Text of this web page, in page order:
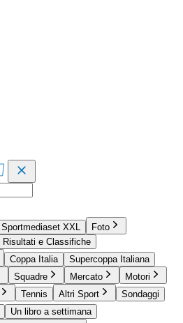
Sportmediaset XXL
Foto
Risultati e Classifiche
Coppa Italia
Supercoppa Italiana
Squadre Mercato
Motori
Tennis Altri Sport
Sondaggi
Un libro a settimana